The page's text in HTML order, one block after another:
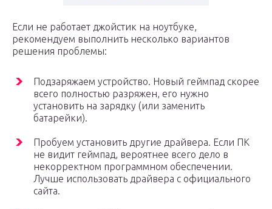
Если не работает джойстик на ноутбуке,
рекомендуем выполнить несколько вариантов
решения проблемы:
Подзаряжаем устройство. Новый геймпад скорее
всего полностью разряжен, его нужно
установить на зарядку (или заменить
батарейки).
Пробуем установить другие драйвера. Если ПК
не видит геймпад, вероятнее всего дело в
некорректном программном обеспечении.
Лучше использовать драйвера с официального
сайта.